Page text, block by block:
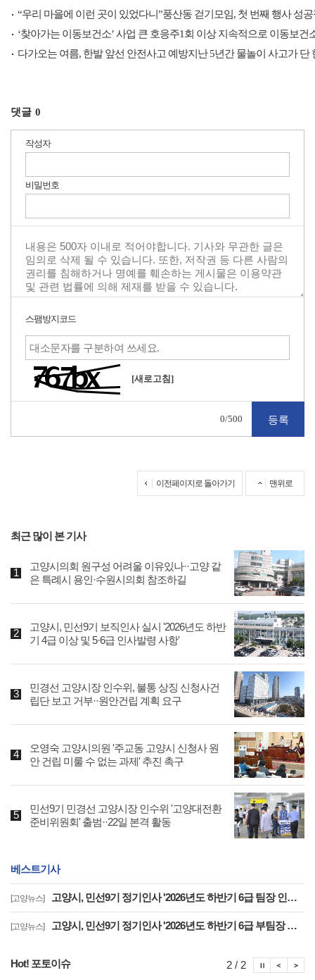
“우리 마을에 이런 곳이 있었다니”풍산동 걷기모임, 첫 번째 행사 성
‘찾아가는 이동보건소’ 사업 큰 호응주1회 이상 지속적으로 이동보건
다가오는 여름, 한발 앞선 안전사고 예방지난 5년간 물놀이 사고가 단
댓글 0
작성자
비밀번호
스팸방지코드
[새로고침]
0/500
이전페이지로 돌아가기 맨위로
최근 많이 본 기사
고양시의회 원구성 어려울 이유있나··고양 같
은 특례시 용인·수원시의회 참조하길
고양시, 민선9기 보직인사 실시 '2026년도 하반
기 4급 이상 및 5·6급 인사발령 사항'
민경선 고양시장 인수위, 불통 상징 신청사건
립단 보고 거부··원안건립 계획 요구
오영숙 고양시의원 '주교동 고양시 신청사 원
안 건립 미룰 수 없는 과제' 추진 촉구
민선9기 민경선 고양시장 인수위 '고양대전환
준비위원회' 출범··22일 본격 활동
베스트기사
[고양뉴스] 고양시, 민선9기 정기인사 '2026년도 하반기 6급 팀장 인사발령 사항'
[고양뉴스] 고양시, 민선9기 정기인사 '2026년도 하반기 6급 부팀장 이하 인사발령 사항'
Hot! 포토이슈 2 / 2 포
포토이